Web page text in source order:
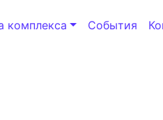
комплекса События